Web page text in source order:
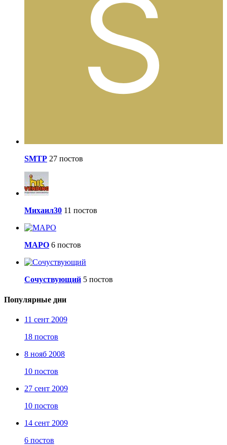
SMTP 27 постов
Михаил30 11 постов
МАРО 6 постов
Сочуствующий 5 постов
Популярные дни
11 сент 2009
18 постов
8 нояб 2008
10 постов
27 сент 2009
10 постов
14 сент 2009
6 постов